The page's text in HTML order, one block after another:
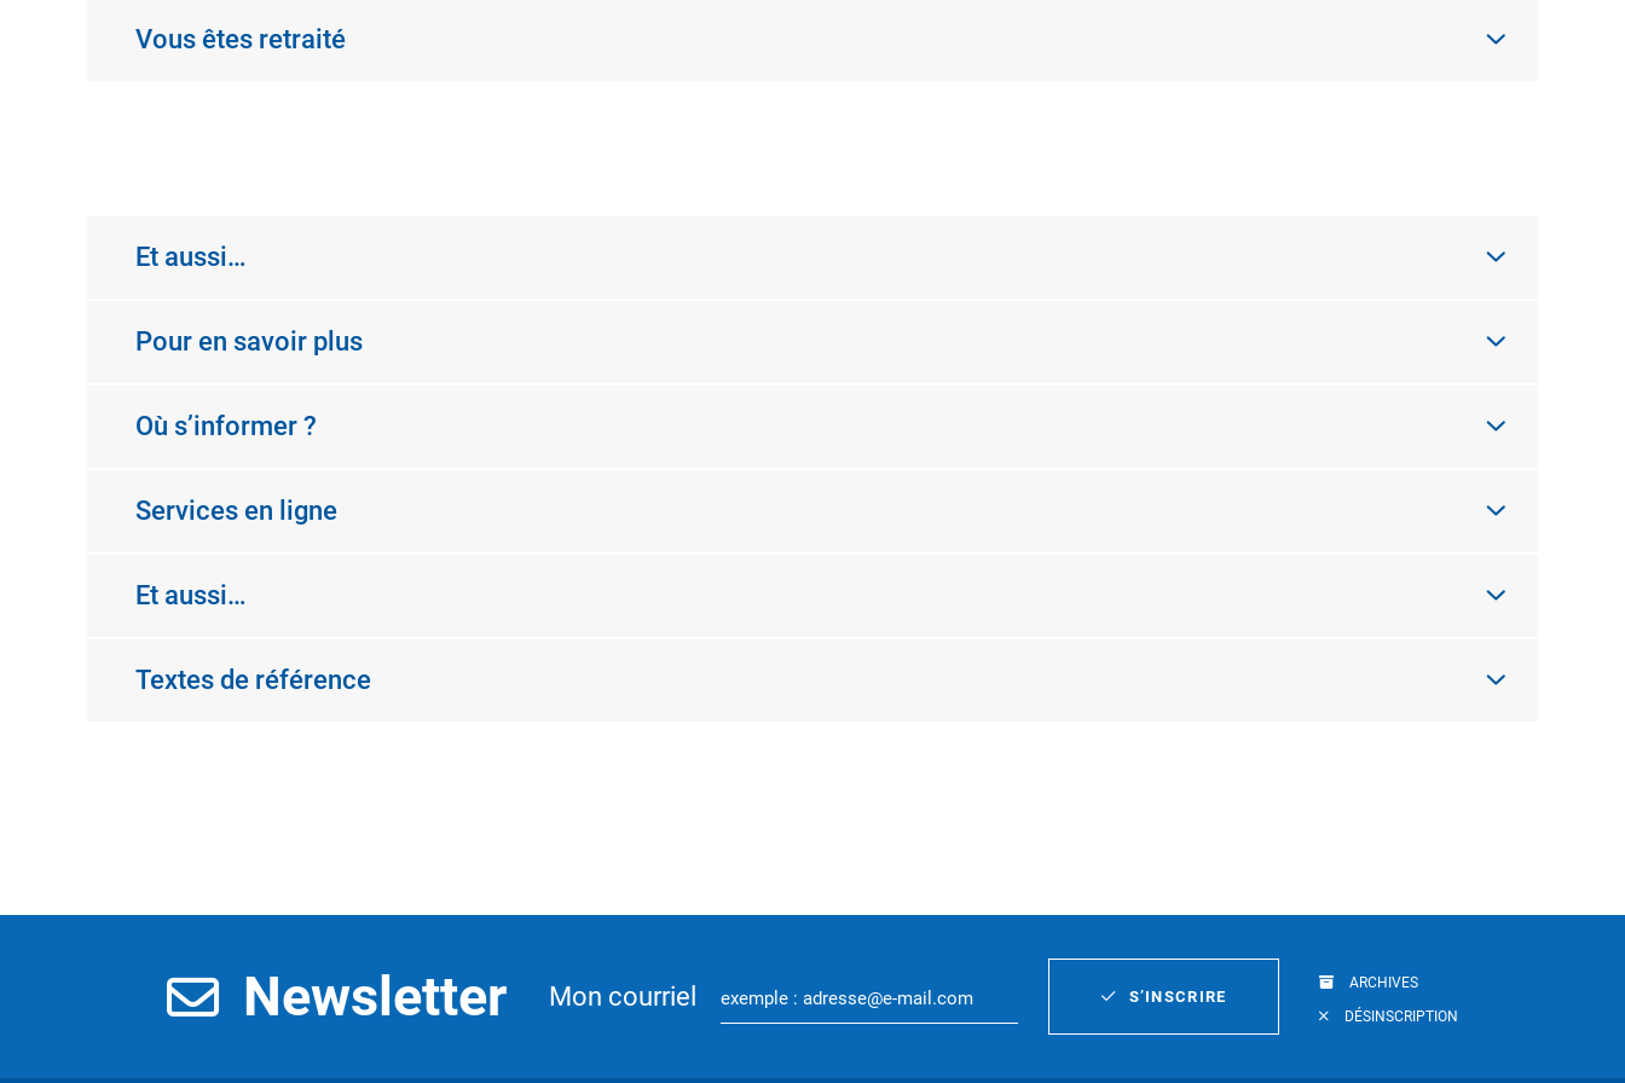
Vous êtes retraité
Et aussi…
Pour en savoir plus
Où s’informer ?
Services en ligne
Et aussi…
Textes de référence
Newsletter Mon courriel S’INSCRIRE
ARCHIVES
DÉSINSCRIPTION